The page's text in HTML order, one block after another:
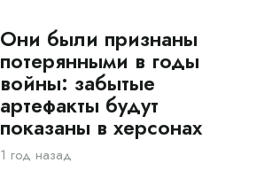
Они были признаны
потерянными в годы
войны: забытые
артефакты будут
показаны в херсонах
1 год назад